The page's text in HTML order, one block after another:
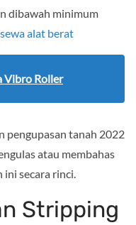
dibawah minimum
sewa alat berat
Vibro Roller
pengupasan tanah 2022
atau membahas
ini secara rinci.
Stripping